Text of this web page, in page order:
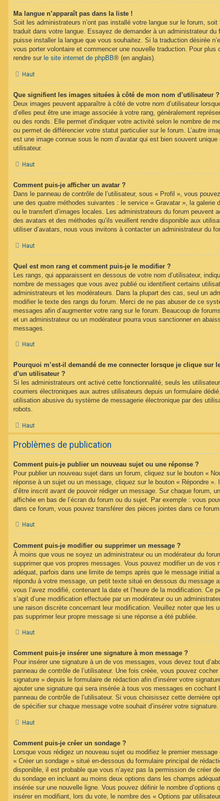
Ma langue n’apparaît pas dans la liste !
Soit les administrateurs n’ont pas installé votre langue sur le forum, soit
traduit dans votre langue. Essayez de demander à un administrateur du
puisse installer la langue que vous souhaitez. Si la traduction désirée
vous porter volontaire et commencer une nouvelle traduction. Pour plus
rendre sur le site internet de phpBB® (en anglais).
Haut
Que signifient les images situées à côté de mon nom d’utilisateur ?
Deux images peuvent apparaître à côté de votre nom d’utilisateur
d’elles peut être une image associée à votre rang, généralement
ou des ronds. Elle permet d’indiquer votre activité selon le nombre de
ou permet de différencier votre statut particulier sur le forum. L’autre
est une image connue sous le nom d’avatar qui est bien souvent
utilisateur.
Haut
Comment puis-je afficher un avatar ?
Dans le panneau de contrôle de l’utilisateur, sous « Profil », vous
une des quatre méthodes suivantes : le service « Gravatar », la galerie
ou le transfert d’images locales. Les administrateurs du forum peuvent
des avatars et des méthodes qu’ils veuillent rendre disponible aux
utiliser d’avatars, nous vous invitons à contacter un administrateur du
Haut
Quel est mon rang et comment puis-je le modifier ?
Les rangs, qui apparaissent en dessous de votre nom d’utilisateur,
nombre de messages que vous avez publié ou identifient certains
administrateurs et les modérateurs. Dans la plupart des cas, seul un
modifier le texte des rangs du forum. Merci de ne pas abuser de ce
messages afin d’augmenter votre rang sur le forum. Beaucoup de
et un administrateur ou un modérateur pourra vous sanctionner en
messages.
Haut
Pourquoi m’est-il demandé de me connecter lorsque je clique sur
d’un utilisateur ?
Si les administrateurs ont activé cette fonctionnalité, seuls les
courriers électroniques aux autres utilisateurs depuis un formulaire
utilisation abusive du système de messagerie électronique par des
robots.
Haut
Problèmes de publication
Comment puis-je publier un nouveau sujet ou une réponse ?
Pour publier un nouveau sujet dans un forum, cliquez sur le bouton «
réponse à un sujet ou un message, cliquez sur le bouton « Répondre
d’être inscrit avant de pouvoir rédiger un message. Sur chaque forum,
affichée en bas de l’écran du forum ou du sujet. Par exemple : vous
dans ce forum, vous pouvez transférer des pièces jointes dans ce
Haut
Comment puis-je modifier ou supprimer un message ?
À moins que vous ne soyez un administrateur ou un modérateur du
supprimer que vos propres messages. Vous pouvez modifier un de vos
adéquat, parfois dans une limite de temps après que le message initial
répondu à votre message, un petit texte situé en dessous du message
vous l’avez modifié, contenant la date et l’heure de la modification. Ce
s’agit d’une modification effectuée par un modérateur ou un
une raison discrète concernant leur modification. Veuillez noter que les
pas supprimer leur propre message si une réponse a été publiée.
Haut
Comment puis-je insérer une signature à mon message ?
Pour insérer une signature à un de vos messages, vous devez tout
panneau de contrôle de l’utilisateur. Une fois créée, vous pouvez
signature » depuis le formulaire de rédaction afin d’insérer votre
ajouter une signature qui sera insérée à tous vos messages en cochant
panneau de contrôle de l’utilisateur. Si vous choisissez cette dernière
de spécifier sur chaque message votre souhait d’insérer votre signature.
Haut
Comment puis-je créer un sondage ?
Lorsque vous rédigez un nouveau sujet ou modifiez le premier message
« Créer un sondage » situé en-dessous du formulaire principal de
disponible, il est probable que vous n’ayez pas la permission de créer
du sondage en incluant au moins deux options dans les champs
insérée sur une nouvelle ligne. Vous pouvez définir le nombre d’options
insérer en modifiant, lors du vote, le nombre des « Options par